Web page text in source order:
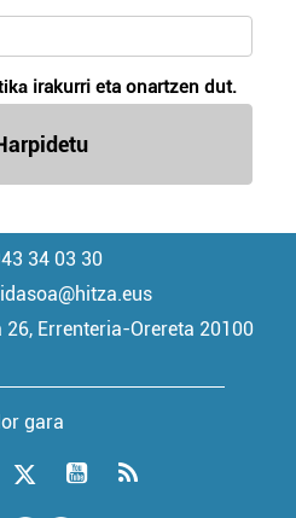
irakurri eta onartzen dut.
34 03 30
Errenteria-Orereta 20100
gara